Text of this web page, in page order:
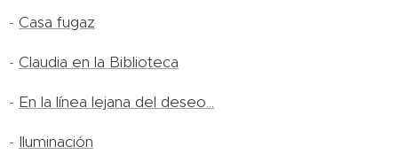
- Casa fugaz
- Claudia en la Biblioteca
- En la línea lejana del deseo...
- Iluminación